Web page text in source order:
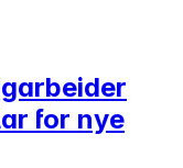
for nye